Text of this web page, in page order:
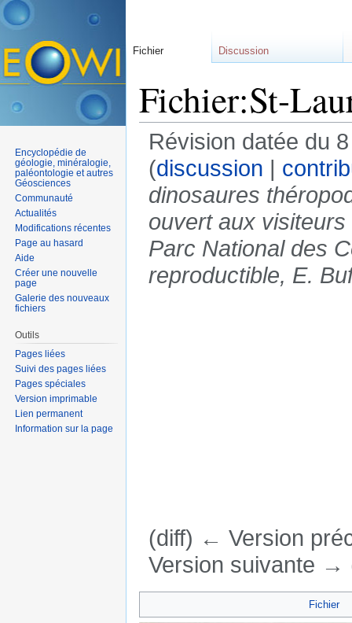
Fichier:St-
Révision datée du
(discussion |
dinosaures
ouvert aux
Parc National des
reproductible, E.
(diff) ← Version
Version suivante →
Fichier
Fichier Discussion
Encyclopédie de
géologie, minéralogie,
paléontologie et autres
Géosciences
Communauté
Actualités
Modifications récentes
Page au hasard
Aide
Créer une nouvelle
page
Galerie des nouveaux
fichiers
Outils
Pages liées
Suivi des pages liées
Pages spéciales
Version imprimable
Lien permanent
Information sur la page